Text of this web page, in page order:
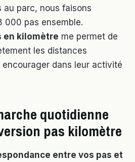
au parc, nous faisons
pas ensemble.
en kilomètre me permet de
les distances
dans leur activité
quotidienne
pas kilomètre
entre vos pas et